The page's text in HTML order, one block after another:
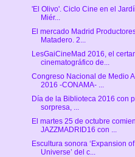
'El Olivo'. Ciclo Cine en el
Miér...
El mercado Madrid
Matadero. 2...
LesGaiCineMad 2016, el
cinematográfico de...
Congreso Nacional de Medio
2016 -CONAMA- ...
Día de la Biblioteca 2016 con
sorpresa, ...
El martes 25 de octubre
JAZZMADRID16 con ...
Escultura sonora ‘Expansion
Universe’ del c...